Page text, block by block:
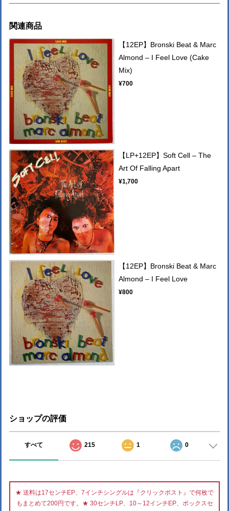
関連商品
【12EP】Bronski Beat & Marc
Almond – I Feel Love (Cake
Mix)
¥700
【LP+12EP】Soft Cell – The
Art Of Falling Apart
¥1,700
【12EP】Bronski Beat & Marc
Almond – I Feel Love
¥800
ショップの評価
すべて 215 1 0
★ 送料は17センチEP、7インチシングルは『クリックポスト』で何枚で
もまとめて200円です。★ 30センチLP、10～12インチEP、ボックスセ